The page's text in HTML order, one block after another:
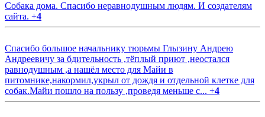
Собака дома. Спасибо неравнодушным людям. И создателям
сайта. +4
Спасибо большое начальнику тюрьмы Глызину Андрею
Андреевичу за бдительность ,тёплый приют ,неостался
равнодушным ,а нашёл место для Майи в
питомнике,накормил,укрыл от дождя и отдельной клетке для
собак.Майи пошло на пользу ,проведя меньше с... +4